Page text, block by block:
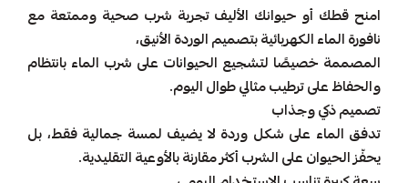
امنح قطك أو حيوانك الأليف تجربة شرب صحية وممتعة مع
نافورة الماء الكهربائية بتصميم الوردة الأنيق،
المصممة خصيصًا لتشجيع الحيوانات على شرب الماء بانتظام
والحفاظ على ترطيب مثالي طوال اليوم.
تصميم ذكي وجذاب
تدفق الماء على شكل وردة لا يضيف لمسة جمالية فقط، بل
يحفّز الحيوان على الشرب أكثر مقارنة بالأوعية التقليدية.